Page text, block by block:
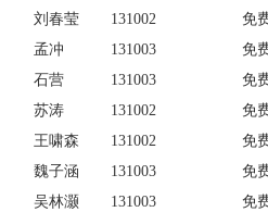
刘春莹 131002
免
孟冲 131003
免
石营 131003
免
苏涛 131002
免
王啸森 131002
免
魏子涵 131003
免
吴林灏 131003
免